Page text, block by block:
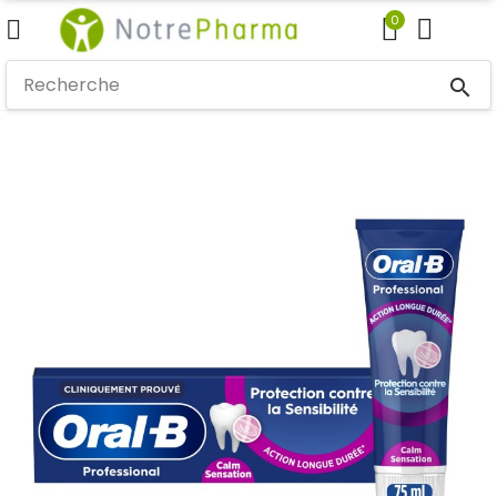
0
search